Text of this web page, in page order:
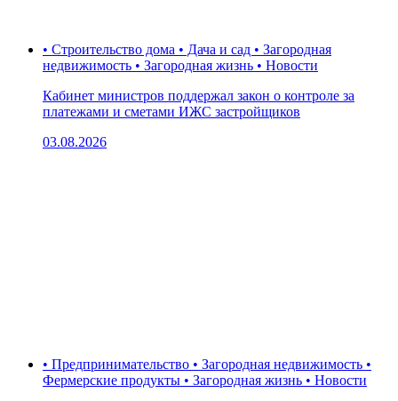
• Строительство дома • Дача и сад • Загородная
недвижимость • Загородная жизнь • Новости
Кабинет министров поддержал закон о контроле за
платежами и сметами ИЖС застройщиков
03.08.2026
• Предпринимательство • Загородная недвижимость •
Фермерские продукты • Загородная жизнь • Новости